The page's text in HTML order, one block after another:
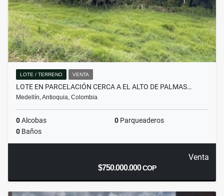
LOTE / TERRENO VENTA
LOTE EN PARCELACIÓN CERCA A EL ALTO DE PALMAS…
Medellín, Antioquia, Colombia
0Alcobas 0 Parqueaderos
0 Baños
Venta
$750.000.000COP